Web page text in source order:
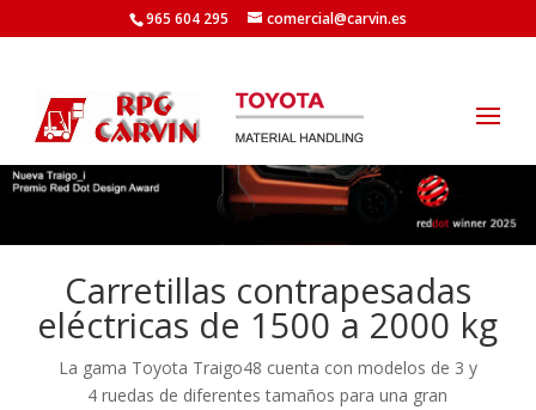
965 604 295 comercial@carvin.es
Carretillas contrapesadas
eléctricas de 1500 a 2000 kg
La gama Toyota Traigo48 cuenta con modelos de 3 y
4 ruedas de diferentes tamaños para una gran